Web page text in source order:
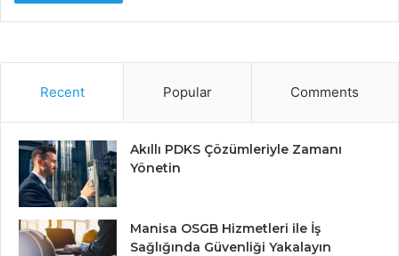
Recent Popular Comments
Akıllı PDKS Çözümleriyle Zamanı
Yönetin
Manisa OSGB Hizmetleri ile İş
Sağlığında Güvenliği Yakalayın